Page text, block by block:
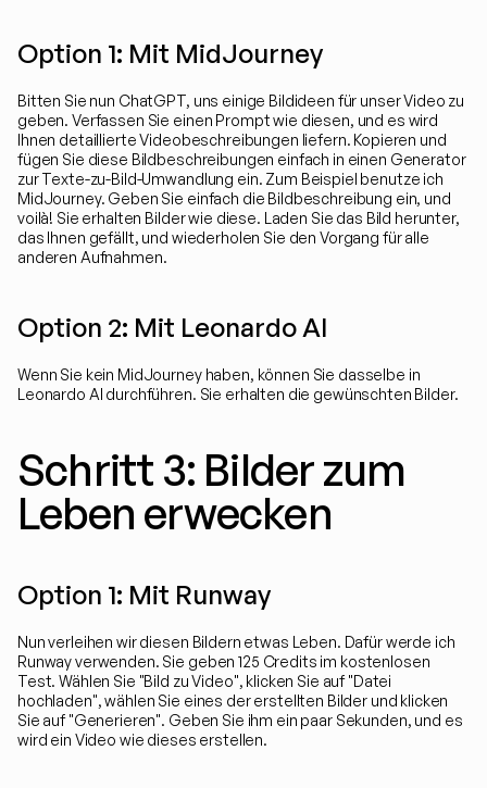
Option 1: Mit MidJourney
Bitten Sie nun ChatGPT, uns einige Bildideen für unser Video zu
geben. Verfassen Sie einen Prompt wie diesen, und es wird
Ihnen detaillierte Videobeschreibungen liefern. Kopieren und
fügen Sie diese Bildbeschreibungen einfach in einen Generator
zur Texte-zu-Bild-Umwandlung ein. Zum Beispiel benutze ich
MidJourney. Geben Sie einfach die Bildbeschreibung ein, und
voilà! Sie erhalten Bilder wie diese. Laden Sie das Bild herunter,
das Ihnen gefällt, und wiederholen Sie den Vorgang für alle
anderen Aufnahmen.
Option 2: Mit Leonardo AI
Wenn Sie kein MidJourney haben, können Sie dasselbe in
Leonardo AI durchführen. Sie erhalten die gewünschten Bilder.
Schritt 3: Bilder zum
Leben erwecken
Option 1: Mit Runway
Nun verleihen wir diesen Bildern etwas Leben. Dafür werde ich
Runway verwenden. Sie geben 125 Credits im kostenlosen
Test. Wählen Sie "Bild zu Video", klicken Sie auf "Datei
hochladen", wählen Sie eines der erstellten Bilder und klicken
Sie auf "Generieren". Geben Sie ihm ein paar Sekunden, und es
wird ein Video wie dieses erstellen.